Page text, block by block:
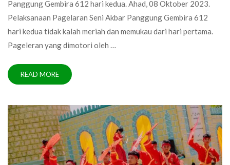
Panggung Gembira 612 hari kedua. Ahad, 08 Oktober 2023.
Pelaksanaan Pagelaran Seni Akbar Panggung Gembira 612
hari kedua tidak kalah meriah dan memukau dari hari pertama.
Pageleran yang dimotori oleh …
READ MORE